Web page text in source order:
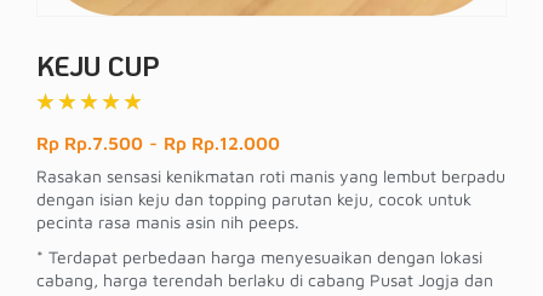
KEJU CUP
★ ★ ★ ★ ★
Rp Rp.7.500 - Rp Rp.12.000
Rasakan sensasi kenikmatan roti manis yang lembut berpadu
dengan isian keju dan topping parutan keju, cocok untuk
pecinta rasa manis asin nih peeps.
* Terdapat perbedaan harga menyesuaikan dengan lokasi
cabang, harga terendah berlaku di cabang Pusat Jogja dan